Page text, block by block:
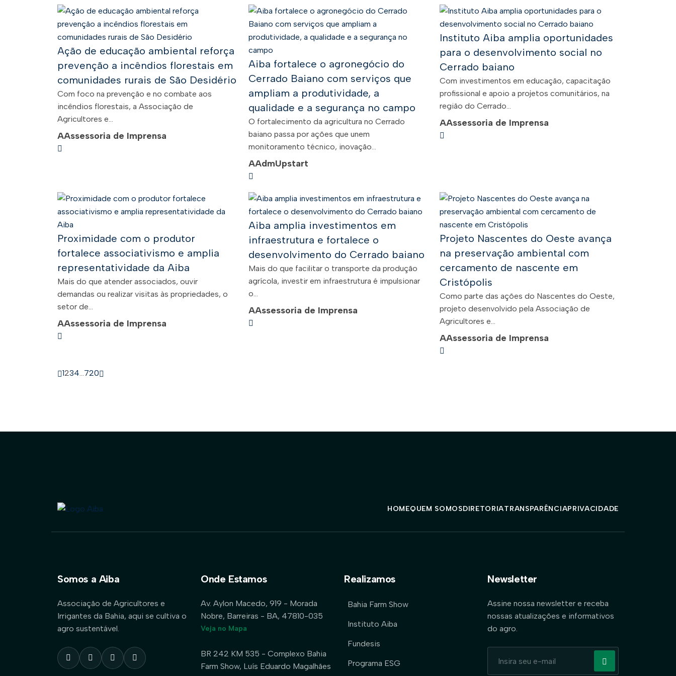
Ação de educação ambiental reforça
prevenção a incêndios florestais em
comunidades rurais de São Desidério
Com foco na prevenção e no combate aos
incêndios florestais, a Associação de
Agricultores e...
AAssessoria de Imprensa
Aiba fortalece o agronegócio do
Cerrado Baiano com serviços que
ampliam a produtividade, a
qualidade e a segurança no campo
O fortalecimento da agricultura no Cerrado
baiano passa por ações que unem
monitoramento técnico, inovação...
AAdmUpstart
Instituto Aiba amplia oportunidades
para o desenvolvimento social no
Cerrado baiano
Com investimentos em educação, capacitação
profissional e apoio a projetos comunitários, na
região do Cerrado...
AAssessoria de Imprensa
Proximidade com o produtor
fortalece associativismo e amplia
representatividade da Aiba
Mais do que atender associados, ouvir
demandas ou realizar visitas às propriedades, o
setor de...
AAssessoria de Imprensa
Aiba amplia investimentos em
infraestrutura e fortalece o
desenvolvimento do Cerrado baiano
Mais do que facilitar o transporte da produção
agrícola, investir em infraestrutura é impulsionar
o...
AAssessoria de Imprensa
Projeto Nascentes do Oeste avança
na preservação ambiental com
cercamento de nascente em
Cristópolis
Como parte das ações do Nascentes do Oeste,
projeto desenvolvido pela Associação de
Agricultores e...
AAssessoria de Imprensa
1234…720
HOMEQUEM SOMOSDIRETORIATRANSPARÊNCIAPRIVACIDADE
Somos a Aiba
Associação de Agricultores e
Irrigantes da Bahia, aqui se cultiva o
agro sustentável.
Onde Estamos
Av. Aylon Macedo, 919 - Morada
Nobre, Barreiras - BA, 47810-035
Veja no Mapa
BR 242 KM 535 - Complexo Bahia
Farm Show, Luís Eduardo Magalhães
Realizamos
Bahia Farm Show
Instituto Aiba
Fundesis
Programa ESG
Newsletter
Assine nossa newsletter e receba
nossas atualizações e informativos
do agro.